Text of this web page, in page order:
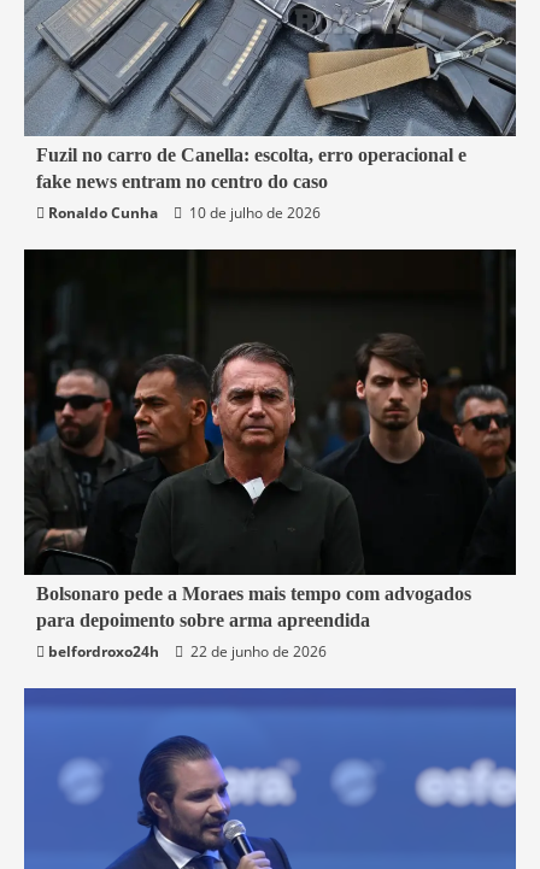
7 min read
Belford Roxo
Brasil Política Segurança
Fuzil no carro de Canella: escolta, erro operacional e
fake news entram no centro do caso
Ronaldo Cunha
10 de julho de 2026
3 min read
Brasil
Bolsonaro pede a Moraes mais tempo com advogados
para depoimento sobre arma apreendida
belfordroxo24h
22 de junho de 2026